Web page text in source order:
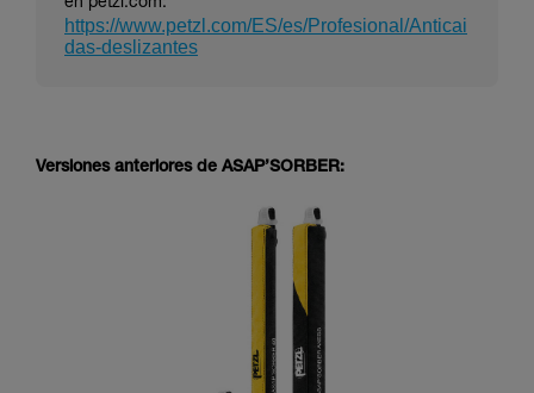
en petzl.com:
https://www.petzl.com/ES/es/Profesional/Anticai
das-deslizantes
Versiones anteriores de ASAP’SORBER: